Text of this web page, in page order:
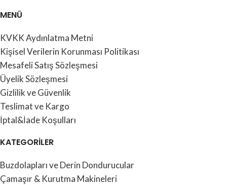
MENÜ
KVKK Aydınlatma Metni
Kişisel Verilerin Korunması Politikası
Mesafeli Satış Sözleşmesi
Üyelik Sözleşmesi
Gizlilik ve Güvenlik
Teslimat ve Kargo
İptal&İade Koşulları
KATEGORİLER
Buzdolapları ve Derin Dondurucular
Çamaşır & Kurutma Makineleri